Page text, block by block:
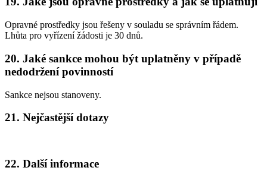
Opravné prostředky jsou řešeny v souladu se správním řádem.
Lhůta pro vyřízení žádosti je 30 dnů.
20. Jaké sankce mohou být uplatněny v případě
nedodržení povinností
Sankce nejsou stanoveny.
21. Nejčastější dotazy
22. Další informace